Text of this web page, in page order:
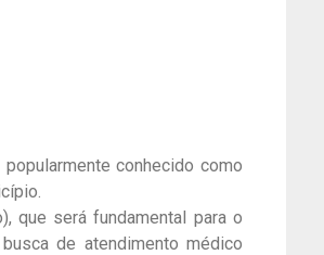
conhecido como
que será fundamental para o
de atendimento médico